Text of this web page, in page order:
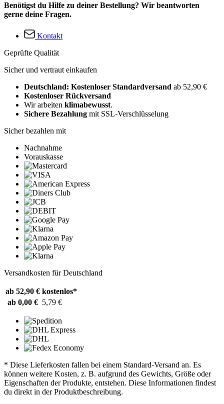
Benötigst du Hilfe zu deiner Bestellung? Wir beantworten
gerne deine Fragen.
Kontakt
Geprüfte Qualität
Sicher und vertraut einkaufen
Deutschland: Kostenloser Standardversand ab 52,90 €
Kostenloser Rückversand
Wir arbeiten klimabewusst.
Sichere Bezahlung mit SSL-Verschlüsselung
Sicher bezahlen mit
Nachnahme
Vorauskasse
Versandkosten für Deutschland
ab 52,90 € kostenlos*
ab 0,00 € 5,79 €
* Diese Lieferkosten fallen bei einem Standard-Versand an. Es
können weitere Kosten, z. B. aufgrund des Gewichts, Größe oder
Eigenschaften der Produkte, entstehen. Diese Informationen findest
du direkt in der Produktbeschreibung.